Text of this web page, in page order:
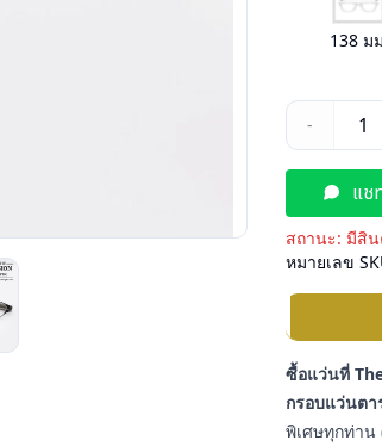
138 ม
- 1
แช
สถานะ: มีสิน
หมายเลข
ซื้อแว่นที่
กรอบแว่นตา
พิเศษทุกท่าน